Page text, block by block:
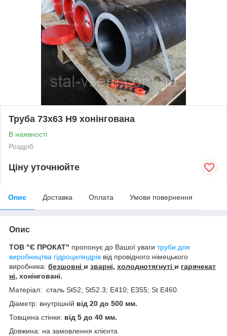
Труба 73х63 H9 хонінгована
В наявності
Роздріб
Ціну уточнюйте
Опис Доставка Оплата Умови повернення
Опис
ТОВ "Є ПРОКАТ" пропонує до Вашої уваги труби для
виробництва гідроциліндрів від провідного німецького
виробника: безшовні и зварні, холоднотягнуті и гарячекат
ні, хонінговані.
Матеріал: сталь St52; St52.3; E410; E355; St E460.
Діаметр: внутрішній від 20 до 500 мм.
Товщина стінки: від 5 до 40 мм.
Довжина: на замовлення клієнта